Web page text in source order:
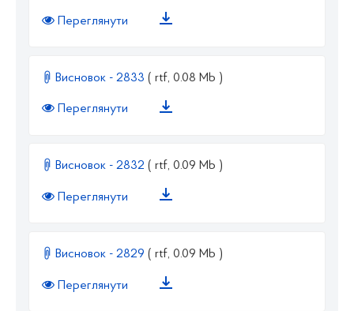
Переглянути
Висновок - 2833 ( rtf, 0.08 Mb )
Переглянути
Висновок - 2832 ( rtf, 0.09 Mb )
Переглянути
Висновок - 2829 ( rtf, 0.09 Mb )
Переглянути